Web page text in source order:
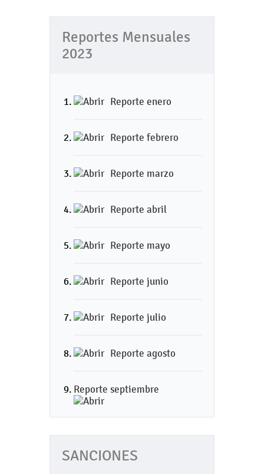
Reportes Mensuales
2023
Reporte enero
Reporte febrero
Reporte marzo
Reporte abril
Reporte mayo
Reporte junio
Reporte julio
Reporte agosto
Reporte septiembre
SANCIONES